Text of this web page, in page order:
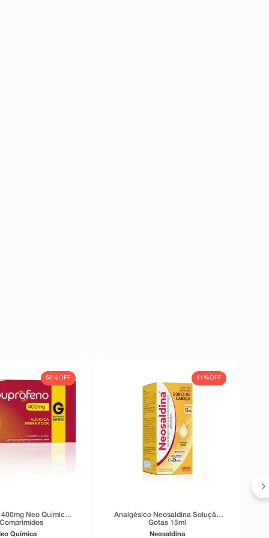
55%OFF
400mg Neo Química
Química
11%OFF
Analgésico Neosaldina Solução
Gotas 15ml
Neosaldina